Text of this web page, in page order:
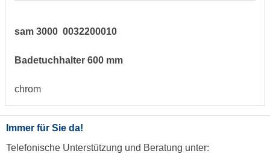
sam 3000 0032200010
Badetuchhalter 600 mm
chrom
Immer für Sie da!
Telefonische Unterstützung und Beratung unter: